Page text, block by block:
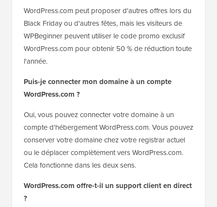
WordPress.com peut proposer d'autres offres lors du
Black Friday ou d'autres fêtes, mais les visiteurs de
WPBeginner peuvent utiliser le code promo exclusif
WordPress.com pour obtenir 50 % de réduction toute
l'année.
Puis-je connecter mon domaine à un compte
WordPress.com ?
Oui, vous pouvez connecter votre domaine à un
compte d'hébergement WordPress.com. Vous pouvez
conserver votre domaine chez votre registrar actuel
ou le déplacer complètement vers WordPress.com.
Cela fonctionne dans les deux sens.
WordPress.com offre-t-il un support client en direct
?